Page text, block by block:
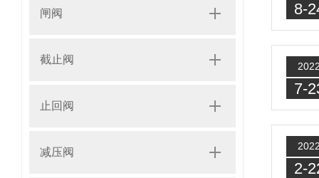
闸阀
截止阀
止回阀
减压阀
8-
7-
2-